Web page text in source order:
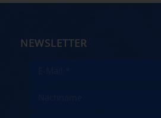
NEWSLETTER